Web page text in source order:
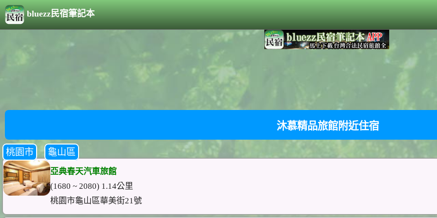
bluezz民宿筆記本
沐慕精品旅館附近住宿
桃園市 龜山區
亞典春天汽車旅館
(1680 ~ 2080) 1.14公里
桃園市龜山區華美街21號